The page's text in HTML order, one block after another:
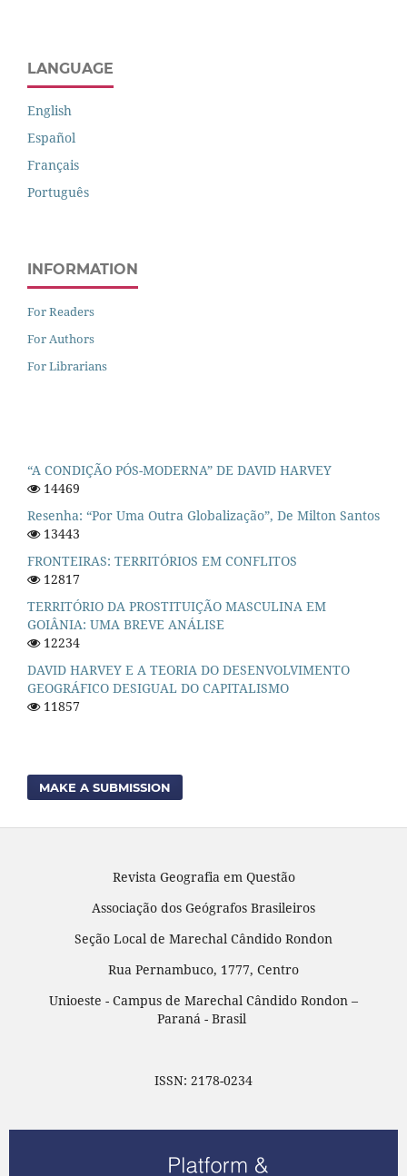
LANGUAGE
English
Español
Français
Português
INFORMATION
For Readers
For Authors
For Librarians
“A CONDIÇÃO PÓS-MODERNA” DE DAVID HARVEY
14469
Resenha: “Por Uma Outra Globalização”, De Milton Santos
13443
FRONTEIRAS: TERRITÓRIOS EM CONFLITOS
12817
TERRITÓRIO DA PROSTITUIÇÃO MASCULINA EM
GOIÂNIA: UMA BREVE ANÁLISE
12234
DAVID HARVEY E A TEORIA DO DESENVOLVIMENTO
GEOGRÁFICO DESIGUAL DO CAPITALISMO
11857
MAKE A SUBMISSION
Revista Geografia em Questão
Associação dos Geógrafos Brasileiros
Seção Local de Marechal Cândido Rondon
Rua Pernambuco, 1777, Centro
Unioeste - Campus de Marechal Cândido Rondon –
Paraná - Brasil
ISSN: 2178-0234